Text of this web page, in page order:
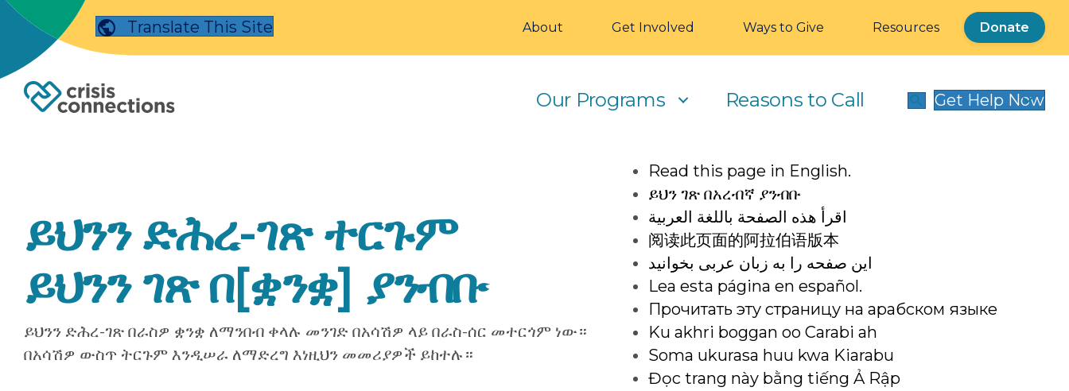
Translate This Site About Get Involved Ways to Give Resources Donate
Our Programs Reasons to Call Get Help Now
ይህንን ድሕረ-ገጽ ተርጉም
ይህንን ገጽ በ[ቋንቋ] ያንብቡ
ይህንን ድሕረ-ገጽ በራስዎ ቋንቋ ለማንበብ ቀላሉ መንገድ በአሳሽዎ ላይ በራስ-ሰር መተርጎም ነው።
በአሳሽዎ ውስጥ ትርጉም እንዲሠራ ለማድረግ እነዚህን መመሪያዎች ይከተሉ።
Read this page in English.
ይህን ገጽ በአረብኛ ያንብቡ
اقرأ هذه الصفحة باللغة العربية
阅读此页面的阿拉伯语版本
این صفحه را به زبان عربی بخوانید
Lea esta página en español.
Прочитать эту страницу на арабском языке
Ku akhri boggan oo Carabi ah
Soma ukurasa huu kwa Kiarabu
Đọc trang này bằng tiếng Ả Rập